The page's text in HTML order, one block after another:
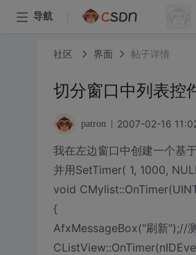
导航
社区 界面 帖子详情
切分窗口中列表控
patron 2007-02-16
我在左边窗口中创建一个基
并用SetTimer( 1, 1000,
void
{
AfxMessageBox("刷新");//